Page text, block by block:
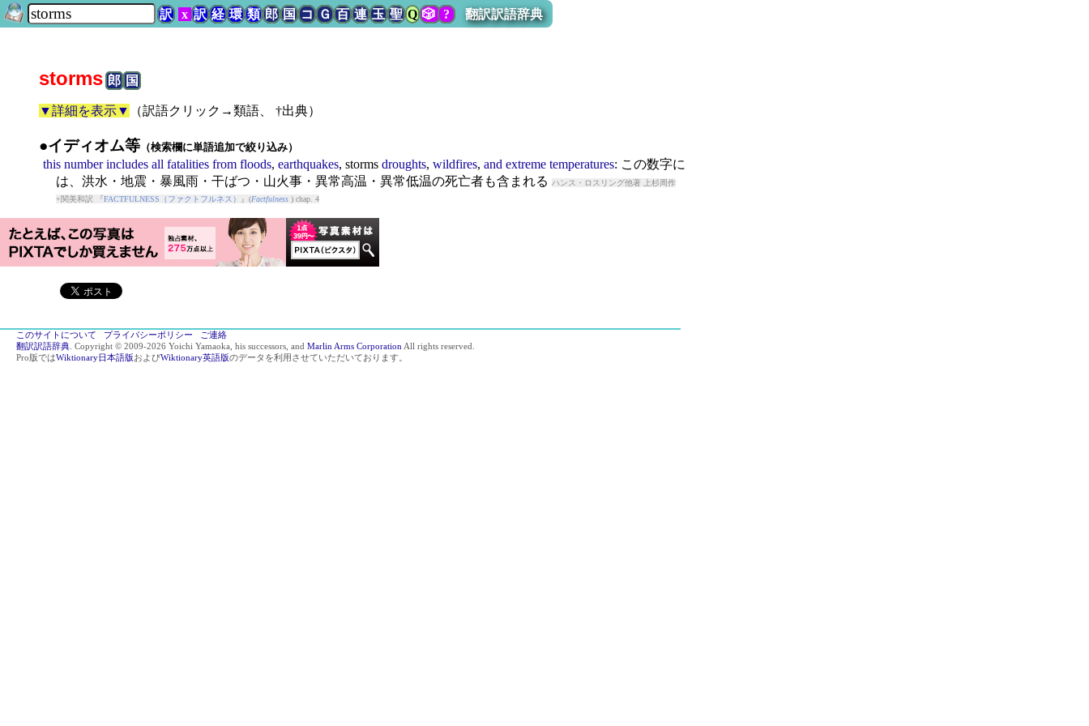
訳 x 訳 経 環 類 郎 国 コ Ｇ 百 連 玉 聖 Q 🎲? 翻訳訳語辞典
storms郎 国
▼詳細を表示▼ （訳語クリック→類語、 †出典）
●イディオム等 （検索欄に単語追加で絞り込み）
this number includes all fatalities from floods, earthquakes, storms droughts, wildfires, and extreme temperatures: この数字に
は、洪水・地震・暴風雨・干ばつ・山火事・異常高温・異常低温の死亡者も含まれる
ハンス・ロスリング他著 上杉周作
+関美和訳 『FACTFULNESS（ファクトフルネス） 』(Factfulness) chap. 4
このサイトについて プライバシーポリシー
ご連絡
翻訳訳語辞典 . Copyright © 2009-2026 Yoichi Yamaoka, his successors, and Marlin Arms Corporation All rights reserved.
Pro版ではWiktionary日本語版およびWiktionary英語版のデータを利用させていただいております。